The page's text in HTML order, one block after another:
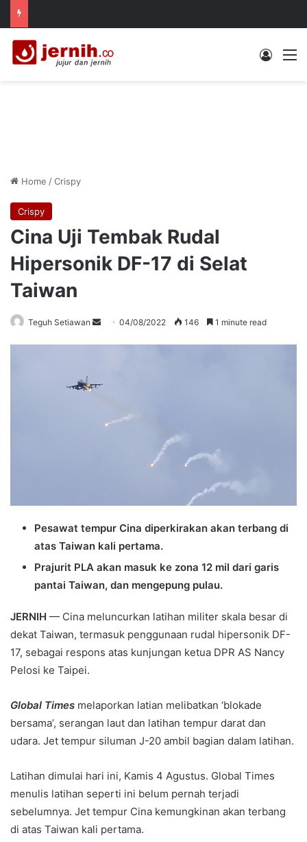
Log In
Home /Crispy
Crispy
Cina Uji Tembak Rudal
Hipersonik DF-17 di Selat
Taiwan
Teguh Setiawan
Send04/08/2022 146 1 minute read
Pesawat tempur Cina diperkirakan akan terbang di
atas Taiwan kali pertama.
Prajurit PLA akan masuk ke zona 12 mil dari garis
pantai Taiwan, dan mengepung pulau.
JERNIH — Cina meluncurkan latihan militer skala besar di
dekat Taiwan, termasuk penggunaan rudal hipersonik DF-
17, sebagai respons atas kunjungan ketua DPR AS Nancy
Pelosi ke Taipei.
Global Times melaporkan latian melibatkan ‘blokade
bersama’, serangan laut dan latihan tempur darat dan
udara. Jet tempur siluman J-20 ambil bagian dalam latihan.
Latihan dimulai hari ini, Kamis 4 Agustus. Global Times
menulis latihan seperti ini belum pernah terjadi
sebelumnya. Jet tempur Cina kemungkinan akan terbang
di atas Taiwan kali pertama.